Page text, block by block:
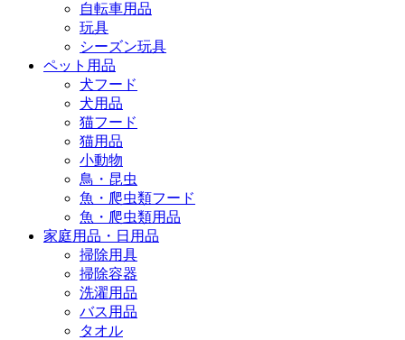
自転車用品
玩具
シーズン玩具
ペット用品
犬フード
犬用品
猫フード
猫用品
小動物
鳥・昆虫
魚・爬虫類フード
魚・爬虫類用品
家庭用品・日用品
掃除用具
掃除容器
洗濯用品
バス用品
タオル